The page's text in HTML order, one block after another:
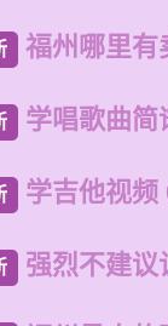
福州哪里有
学唱歌曲简
学吉他视频
强烈不建议